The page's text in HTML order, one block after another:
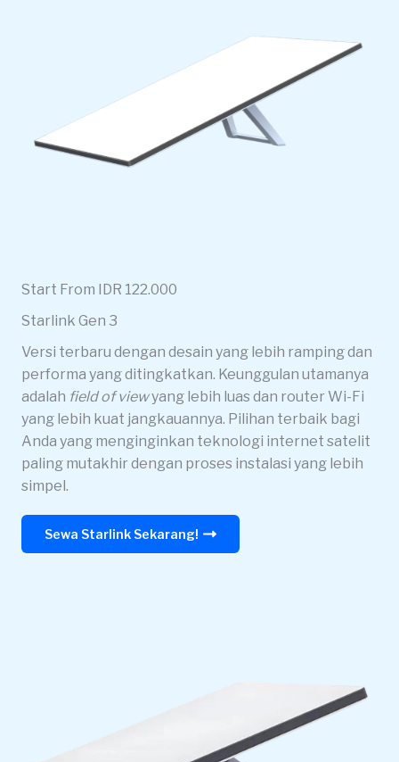
Start From IDR 122.000
Starlink Gen 3
Versi terbaru dengan desain yang lebih ramping dan
performa yang ditingkatkan. Keunggulan utamanya
adalah field of viewyang lebih luas dan router Wi-Fi
yang lebih kuat jangkauannya. Pilihan terbaik bagi
Anda yang menginginkan teknologi internet satelit
paling mutakhir dengan proses instalasi yang lebih
simpel.
Sewa Starlink Sekarang!